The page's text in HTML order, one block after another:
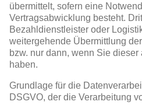
übermittelt, sofern eine
Vertragsabwicklung besteht.
Bezahldienstleister oder
weitergehende Übermittlung
bzw. nur dann, wenn Sie
haben.
Grundlage für die
DSGVO, der die Verarbeitung